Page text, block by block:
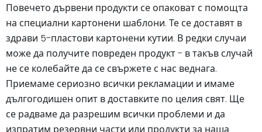
Повечето дървени продукти се опаковат с помощта
на специални картонени шаблони. Те се доставят в
здрави 5-пластови картонени кутии. В редки случаи
може да получите повреден продукт - в такъв случай
не се колебайте да се свържете с нас веднага.
Приемаме сериозно всички рекламации и имаме
дългогодишен опит в доставките по целия свят. Ще
се радваме да разрешим всички проблеми и да
изпратим резервни части или продукти за наша